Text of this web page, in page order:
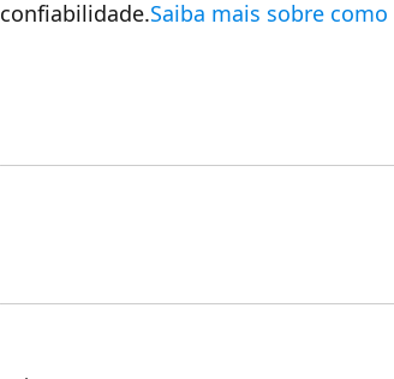
confiabilidade.Saiba mais sobre